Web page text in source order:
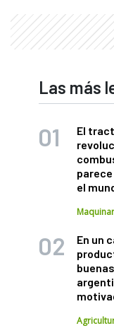
Las más
El
el
En un